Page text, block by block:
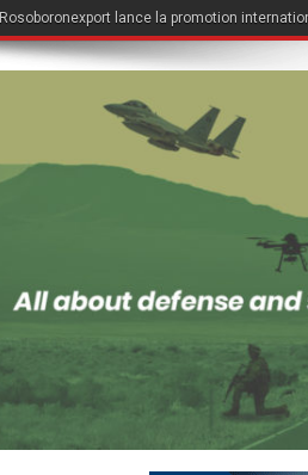
Rosoboronexport lance la promotion